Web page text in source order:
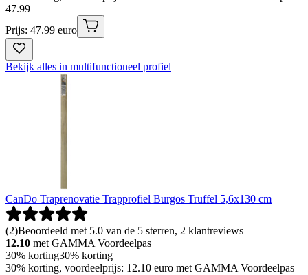
47.99
Prijs: 47.99 euro
Bekijk alles in multifunctioneel profiel
CanDo Traprenovatie Trapprofiel Burgos Truffel 5,6x130 cm
(2)Beoordeeld met 5.0 van de 5 sterren, 2 klantreviews
12.10 met GAMMA Voordeelpas
30% korting30% korting
30% korting, voordeelprijs: 12.10 euro met GAMMA Voordeelpas